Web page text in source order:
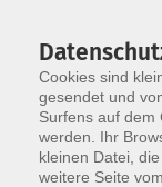
Skip to main
Der Kurs
Cookies sind
gesendet und
Surfens auf dem
werden. Ihr
kleinen Datei,
weitere Seite